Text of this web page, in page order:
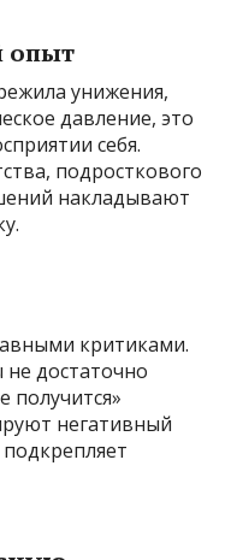
опыт
унижения,
давление, это
себя.
подросткового
накладывают
критиками.
достаточно
получится»
негативный